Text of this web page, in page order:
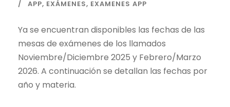
APP, EXÁMENES, EXAMENES APP
Ya se encuentran disponibles las fechas de las
mesas de exámenes de los llamados
Noviembre/Diciembre 2025 y Febrero/Marzo
2026. A continuación se detallan las fechas por
año y materia.